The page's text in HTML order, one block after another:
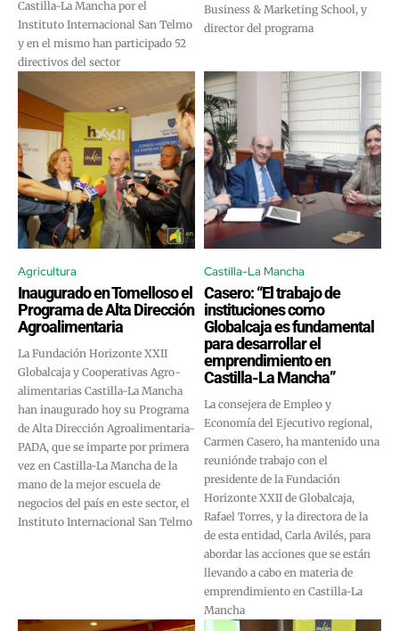
Castilla-La Mancha por el
Instituto Internacional San Telmo
y en el mismo han participado 52
directivos del sector
Business & Marketing School, y
director del programa
Agricultura
Inaugurado en Tomelloso el
Programa de Alta Dirección
Agroalimentaria
La Fundación Horizonte XXII
Globalcaja y Cooperativas Agro-
alimentarias Castilla-La Mancha
han inaugurado hoy su Programa
de Alta Dirección Agroalimentaria-
PADA, que se imparte por primera
vez en Castilla-La Mancha de la
mano de la mejor escuela de
negocios del país en este sector, el
Instituto Internacional San Telmo
Castilla-La Mancha
Casero: “El trabajo de
instituciones como
Globalcaja es fundamental
para desarrollar el
emprendimiento en
Castilla-La Mancha”
La consejera de Empleo y
Economía del Ejecutivo regional,
Carmen Casero, ha mantenido una
reuniónde trabajo con el
presidente de la Fundación
Horizonte XXII de Globalcaja,
Rafael Torres, y la directora de la
de esta entidad, Carla Avilés, para
abordar las acciones que se están
llevando a cabo en materia de
emprendimiento en Castilla-La
Mancha